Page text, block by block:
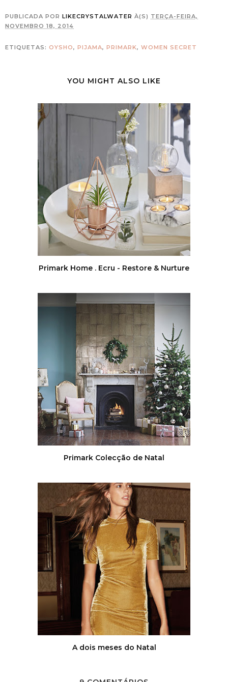
PUBLICADA POR LIKECRYSTALWATER À(S) TERÇA-FEIRA,
NOVEMBRO 18, 2014
ETIQUETAS: OYSHO, PIJAMA, PRIMARK, WOMEN SECRET
YOU MIGHT ALSO LIKE
Primark Home . Ecru - Restore & Nurture
Primark Colecção de Natal
A dois meses do Natal